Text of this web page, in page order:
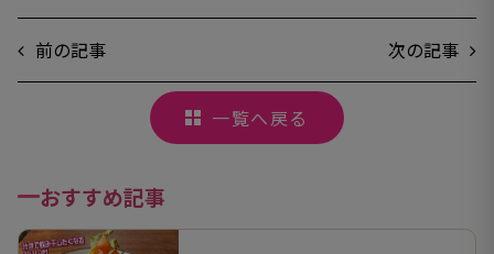
前の記事 次の記事
一覧へ戻る
おすすめ記事